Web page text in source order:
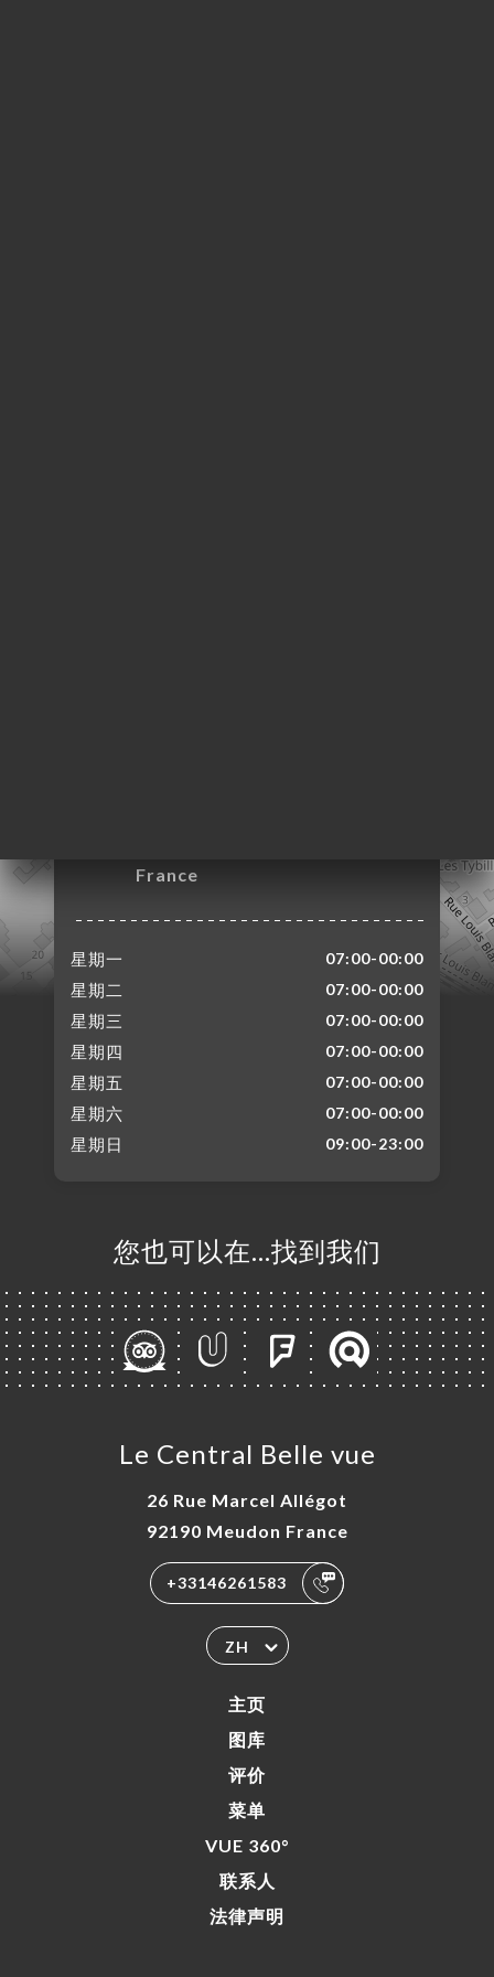
France
星期一 07:00-00:00
星期二 07:00-00:00
星期三 07:00-00:00
星期四 07:00-00:00
星期五 07:00-00:00
星期六 07:00-00:00
星期日 09:00-23:00
您也可以在…找到我们
Le Central Belle vue
26 Rue Marcel Allégot
92190 Meudon France
+33146261583
ZH
主页
图库
评价
菜单
VUE 360°
联系人
法律声明